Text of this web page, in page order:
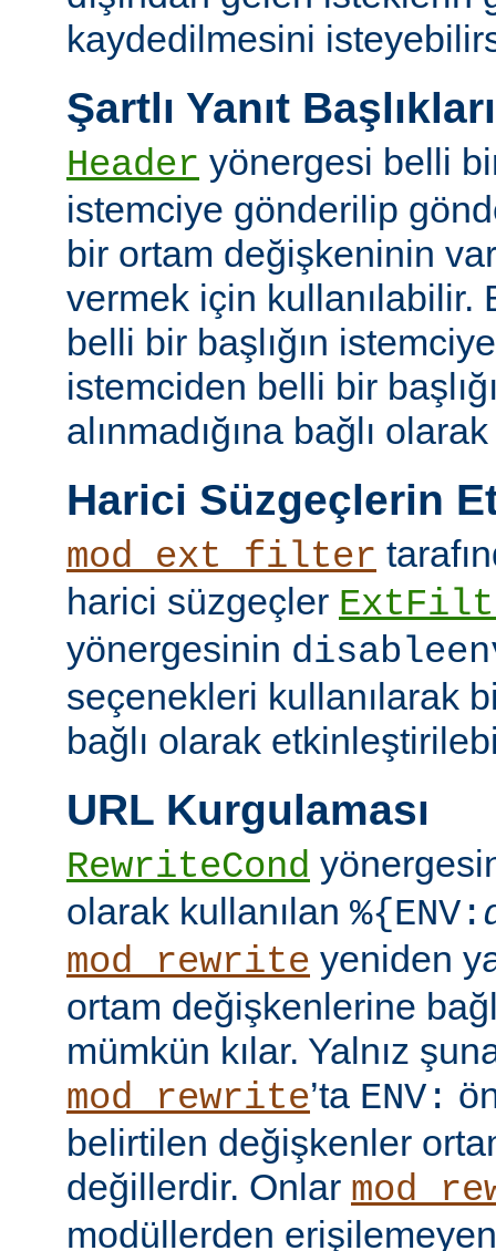
kaydedilmesini
Şartlı Yanıt Başlıkları
Header yönergesi belli bir
istemciye gönderilip
bir ortam değişkeninin
vermek için kullanılabilir.
belli bir başlığın
istemciden belli bir
alınmadığına bağlı
Harici Süzgeçlerin
mod_ext_filter
harici süzgeçler
yönergesinin
seçenekleri kullanılarak
bağlı olarak
URL Kurgulaması
RewriteCond
olarak kullanılan %{ENV:
mod_rewrite yeniden
ortam değişkenlerine
mümkün kılar. Yalnız
mod_rewrite’ta ENV:
belirtilen değişkenler
değillerdir. Onlar
modüllerden